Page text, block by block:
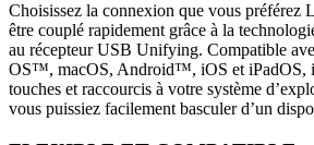
Choisissez la connexion que vous préférez
être couplé rapidement grâce à la
au récepteur USB Unifying. Compatible
OS™, macOS, Android™, iOS et iPadOS, il
touches et raccourcis à votre système
vous puissiez facilement basculer d’un